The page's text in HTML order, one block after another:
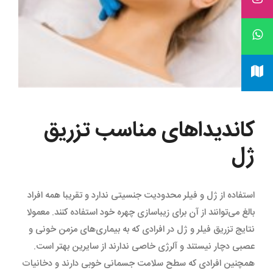
کاندیداهای مناسب تزریق
ژل
استفاده از ژل و فیلر محدودیت جنسیتی ندارد و تقریبا همه افراد
بالغ می‌توانند از آن برای زیباسازی چهره خود استفاده کنند. معمولا
نتایج تزریق فیلر و ژل در افرادی که به بیماری‌های مزمن خونی و
عصبی دچار نیستند و آلرژی خاصی ندارند از سایرین بهتر است.
همچنین افرادی که سطح سلامت جسمانی خوبی دارند و دخانیات